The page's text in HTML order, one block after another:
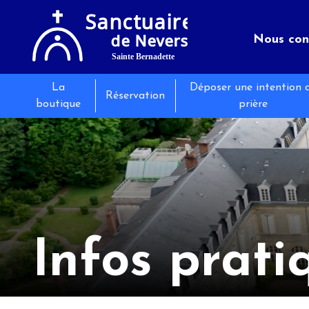
Nous
Infos
La
boutique
Réservation
Déposer une intention
prière
Infos